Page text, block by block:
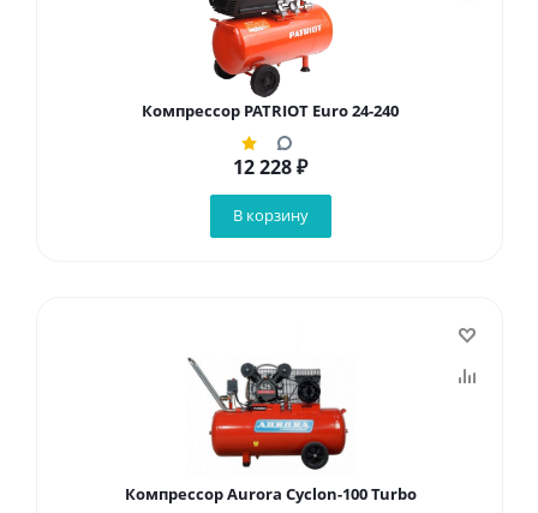
Компрессор PATRIOT Euro 24-240
12 228₽
В корзину
Компрессор Aurora Cyclon-100 Turbo